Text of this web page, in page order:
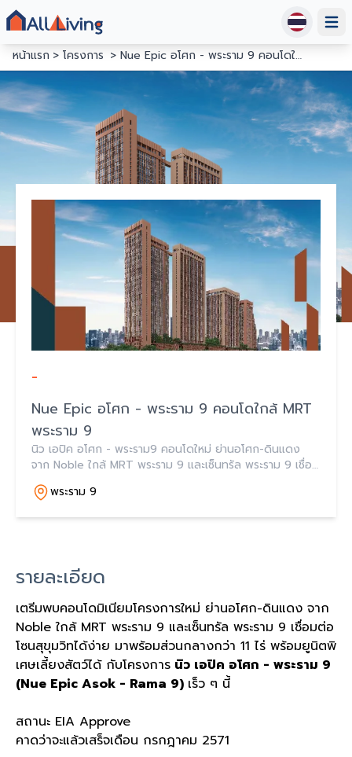
หน้าแรก
โครงการ Nue Epic อโศก - พระราม 9 คอนโดใกล้ MRT พระราม 9
-
Nue Epic อโศก - พระราม 9 คอนโดใกล้ MRT
พระราม 9
นิว เอปิค อโศก - พระราม9 คอนโดใหม่ ย่านอโศก-ดินแดง
จาก Noble ใกล้ MRT พระราม 9 และเซ็นทรัล พระราม 9 เชื่อม
ต่อโซนสุขุมวิทได้ง่าย มาพร้อมส่วนกลางกว่า 11 ไร่ พร้อมยูนิต
พิเศษเลี้ยงสัตว์ได้ เร็ว ๆ นี้
พระราม 9
รายละเอียด
เตรีมพบคอนโดมิเนียมโครงการใหม่ ย่านอโศก-ดินแดง จาก
Noble ใกล้ MRT พระราม 9 และเซ็นทรัล พระราม 9 เชื่อมต่อ
โซนสุขุมวิทได้ง่าย มาพร้อมส่วนกลางกว่า 11 ไร่ พร้อมยูนิตพิ
เศษเลี้ยงสัตว์ได้ กับโครงการ นิว เอปิค อโศก - พระราม 9
(Nue Epic Asok - Rama 9) เร็ว ๆ นี้
สถานะ EIA Approve
คาดว่าจะแล้วเสร็จเดือน กรกฎาคม 2571